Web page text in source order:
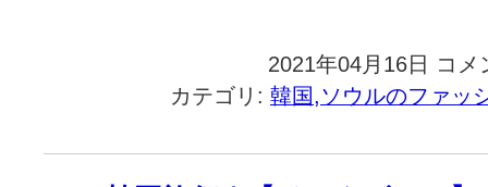
2021年04月16日
韓
旅
｜
コメ
カテゴリ: 韓国,ソウルのファッ